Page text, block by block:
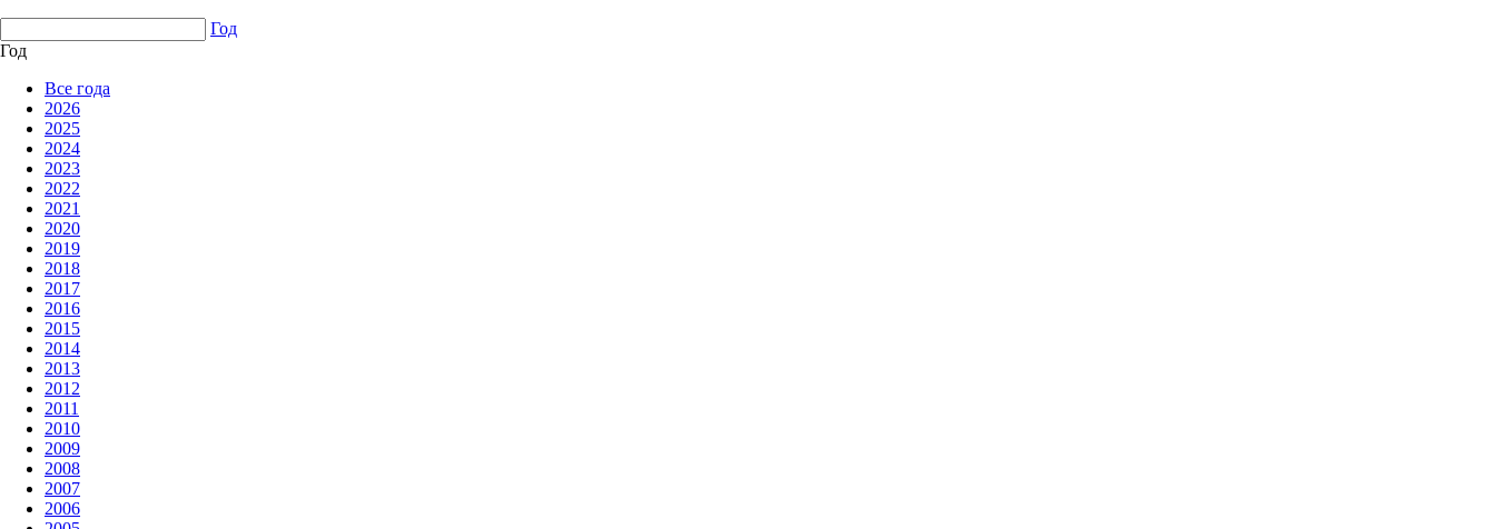
Год
Год
Все года
2026
2025
2024
2023
2022
2021
2020
2019
2018
2017
2016
2015
2014
2013
2012
2011
2010
2009
2008
2007
2006